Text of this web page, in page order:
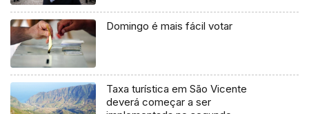
Domingo é mais fácil votar
Taxa turística em São Vicente
deverá começar a ser